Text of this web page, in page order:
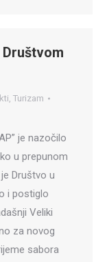
, Turizam
je nazočilo
u prepunom
Društvo u
i postiglo
Veliki
za novog
sabora